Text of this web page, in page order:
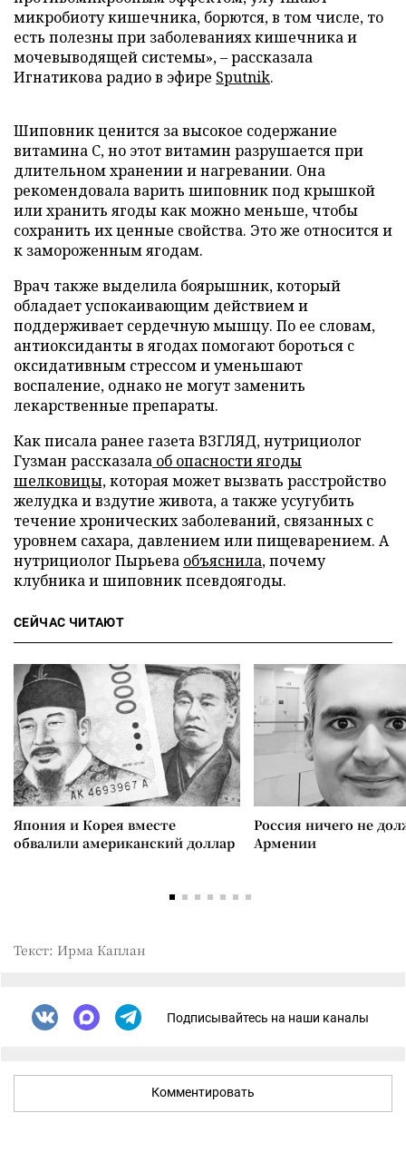
микробиоту кишечника, борются, в том числе, то
есть полезны при заболеваниях кишечника и
мочевыводящей системы», – рассказала
Игнатикова радио в эфире Sputnik.
Шиповник ценится за высокое содержание
витамина С, но этот витамин разрушается при
длительном хранении и нагревании. Она
рекомендовала варить шиповник под крышкой
или хранить ягоды как можно меньше, чтобы
сохранить их ценные свойства. Это же относится и
к замороженным ягодам.
Врач также выделила боярышник, который
обладает успокаивающим действием и
поддерживает сердечную мышцу. По ее словам,
антиоксиданты в ягодах помогают бороться с
оксидативным стрессом и уменьшают
воспаление, однако не могут заменить
лекарственные препараты.
Как писала ранее газета ВЗГЛЯД, нутрициолог
Гузман рассказала об опасности ягоды
шелковицы,которая может вызвать расстройство
желудка и вздутие живота, а также усугубить
течение хронических заболеваний, связанных с
уровнем сахара, давлением или пищеварением. А
нутрициолог Пырьева объяснила, почему
клубника и шиповник псевдоягоды.
СЕЙЧАС ЧИТАЮТ
Япония и Корея вместе
обвалили американский доллар
Россия ничего не
Армении
Текст: Ирма Каплан
Подписывайтесь на наши каналы
Комментировать